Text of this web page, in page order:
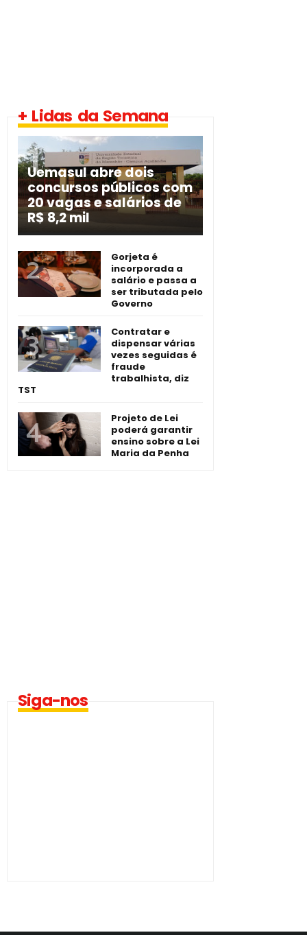
+ Lidas da Semana
Uemasul abre dois
concursos públicos com
20 vagas e salários de
R$ 8,2 mil
Gorjeta é
incorporada a
salário e passa a
ser tributada pelo
Governo
Contratar e
dispensar várias
vezes seguidas é
fraude
trabalhista, diz
TST
Projeto de Lei
poderá garantir
ensino sobre a Lei
Maria da Penha
Siga-nos